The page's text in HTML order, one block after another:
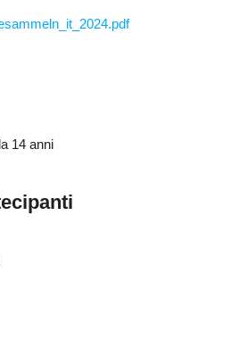
14 anni